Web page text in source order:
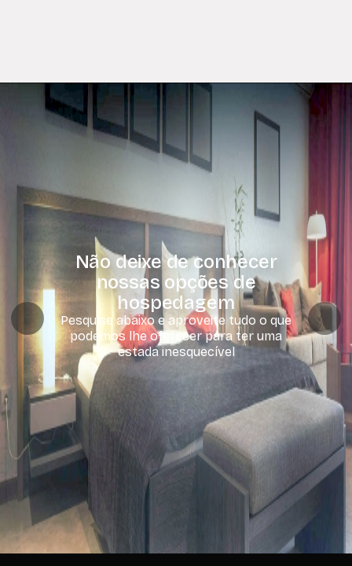
Não deixe de conhecer
nossas opções de
hospedagem
Pesquise abaixo e aproveite tudo o que
podemos lhe oferecer para ter uma
estada inesquecível